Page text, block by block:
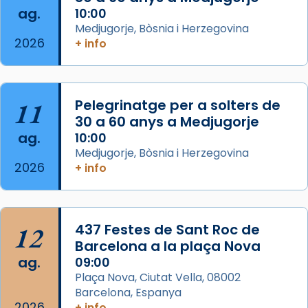
comitè organitzador de la visita apostòlica
del Sant Pare Lleó XIV a Barcelona, i als
col·laboradors, a la Catedral de Barcelona.
concelebrat el bisbe auxiliar de Barcelona,
Mons. David Abadías.
📸 Dr. G. Simón
Photo
View on Facebook · Share
Arquebisbat de Barcelona
2 weeks ago
Memòria de les santes Juliana i
Semproniana, verges i màrtirs.
ag.
2026
10:00
Medjugorje, Bòsnia i Herzegovina
+ info
11
ag.
2026
Pelegrinatge per a solters de
30 a 60 anys a Medjugorje
10:00
Medjugorje, Bòsnia i Herzegovina
+ info
12
ag.
437 Festes de Sant Roc de
Barcelona a la plaça Nova
09:00
Plaça Nova, Ciutat Vella, 08002
Barcelona, Espanya